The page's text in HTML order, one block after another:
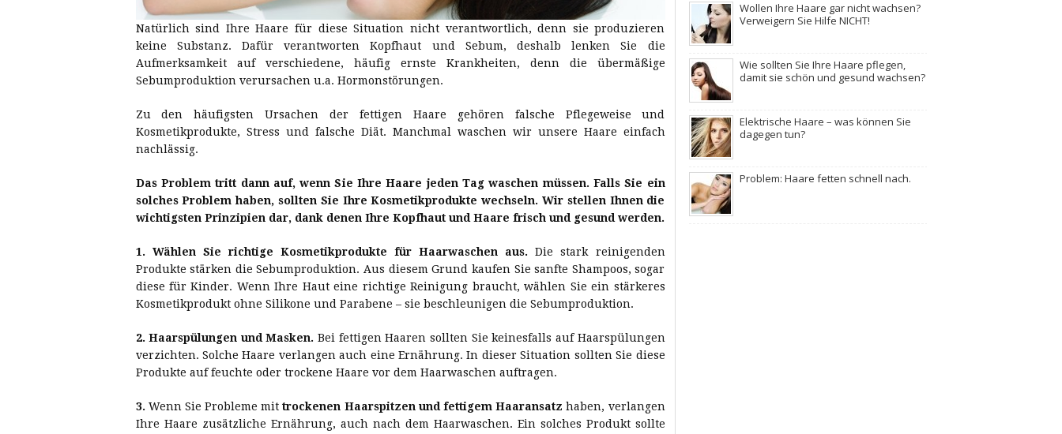
Natürlich sind Ihre Haare für diese Situation nicht verantwortlich, denn sie produzieren
keine Substanz. Dafür verantworten Kopfhaut und Sebum, deshalb lenken Sie die
Aufmerksamkeit auf verschiedene, häufig ernste Krankheiten, denn die übermäßige
Sebumproduktion verursachen u.a. Hormonstörungen.
Zu den häufigsten Ursachen der fettigen Haare gehören falsche Pflegeweise und
Kosmetikprodukte, Stress und falsche Diät. Manchmal waschen wir unsere Haare einfach
nachlässig.
Das Problem tritt dann auf, wenn Sie Ihre Haare jeden Tag waschen müssen. Falls Sie ein
solches Problem haben, sollten Sie Ihre Kosmetikprodukte wechseln. Wir stellen Ihnen die
wichtigsten Prinzipien dar, dank denen Ihre Kopfhaut und Haare frisch und gesund werden.
1. Wählen Sie richtige Kosmetikprodukte für Haarwaschen aus. Die stark reinigenden
Produkte stärken die Sebumproduktion. Aus diesem Grund kaufen Sie sanfte Shampoos, sogar
diese für Kinder. Wenn Ihre Haut eine richtige Reinigung braucht, wählen Sie ein stärkeres
Kosmetikprodukt ohne Silikone und Parabene – sie beschleunigen die Sebumproduktion.
2. Haarspülungen und Masken. Bei fettigen Haaren sollten Sie keinesfalls auf Haarspülungen
verzichten. Solche Haare verlangen auch eine Ernährung. In dieser Situation sollten Sie diese
Produkte auf feuchte oder trockene Haare vor dem Haarwaschen auftragen.
3. Wenn Sie Probleme mittrockenen Haarspitzen und fettigem Haaransatz haben, verlangen
Ihre Haare zusätzliche Ernährung, auch nach dem Haarwaschen. Ein solches Produkt sollte
Wollen Ihre Haare gar nicht wachsen?
Verweigern Sie Hilfe NICHT!
Wie sollten Sie Ihre Haare pflegen,
damit sie schön und gesund wachsen?
Elektrische Haare – was können Sie
dagegen tun?
Problem: Haare fetten schnell nach.